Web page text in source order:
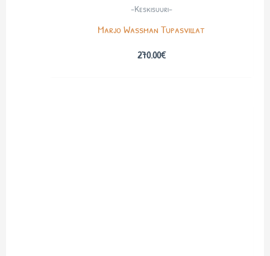
-Keskisuuri-
Marjo Wassman Tupasvillat
270.00€